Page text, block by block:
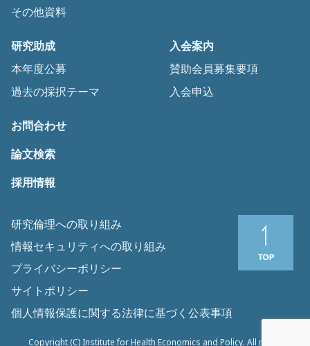
その他資料
研究助成
本年度公募
過去の採択テーマ
入会案内
賛助会員募集要項
入会申込
お問合わせ
論文検索
採用情報
研究倫理への取り組み
情報セキュリティへの取り組み
プライバシーポリシー
サイトポリシー
個人情報保護に関する法律に基づく公表事項
Copyright (C) Institute for Health Economics and Policy. All rights